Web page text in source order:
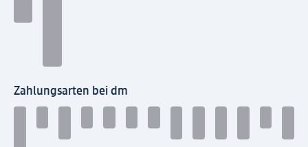
Zahlungsarten bei dm